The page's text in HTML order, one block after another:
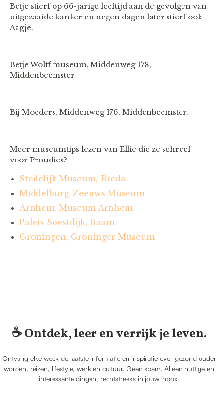
Betje stierf op 66-jarige leeftijd aan de gevolgen van
uitgezaaide kanker en negen dagen later stierf ook
Aagje.
Betje Wolff museum, Middenweg 178,
Middenbeemster
Bij Moeders, Middenweg 176, Middenbeemster.
Meer museumtips lezen van Ellie die ze schreef
voor Proudies?
Stedelijk Museum, Breda
Middelburg, Zeeuws Museum
Arnhem, Museum Arnhem
Paleis Soestdijk, Baarn
Groningen, Groninger Museum
☕️ Ontdek, leer en verrijk je leven.
Ontvang elke week de laatste informatie en inspiratie over gezond ouder
worden, reizen, lifestyle, werk en cultuur. Geen spam. Alleen nuttige en
interessante dingen, rechtstreeks in jouw inbox.